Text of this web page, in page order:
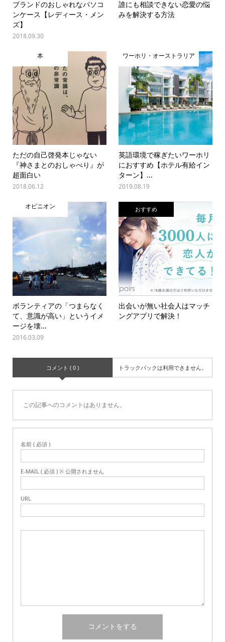
ブランドのおしゃれなパソコ
ンケース【レディース・メン
ズ】
2018.09.30
誰にも相談できない恋愛の悩
みを解決する方法
本
ただの自己啓発本じゃない
『神さまとのおしゃべり』が
超面白い
2018.06.12
ワーホリ・オーストラリア
英語環境で稼ぎたいワーホリ
におすすめ【ホテル有給イン
ターン】...
2019.08.19
オピニオン
ボランティアの「つまらなく
て、意識が高い」というイメ
ージを壊...
2016.03.09
おすすめ
出会いが無い社会人はマッチ
ングアプリで解決！
コメント ( 0 ) トラックバックは利用できません。
この記事へのコメントはありません。
名前 ( 必須 )
E-MAIL ( 必須 ) ※ 公開されません
URL